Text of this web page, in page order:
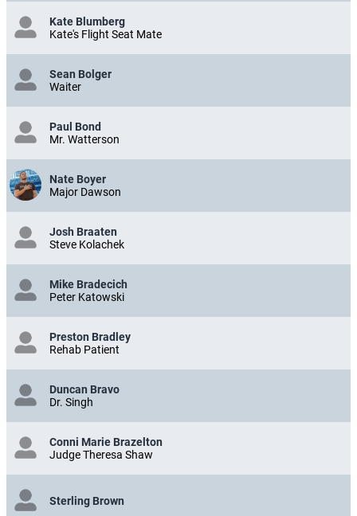
Kate Blumberg
Kate's Flight Seat Mate
Sean Bolger
Waiter
Paul Bond
Mr. Watterson
Nate Boyer
Major Dawson
Josh Braaten
Steve Kolachek
Mike Bradecich
Peter Katowski
Preston Bradley
Rehab Patient
Duncan Bravo
Dr. Singh
Conni Marie Brazelton
Judge Theresa Shaw
Sterling Brown